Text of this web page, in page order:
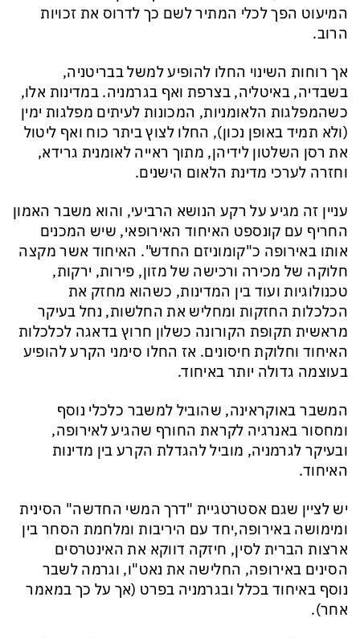
המיעוט הפך לכלי המתיר לשם כך לדרוס את זכויות
הרוב.
אך רוחות השינוי החלו להופיע למשל בבריטניה,
בשבדיה, באיטליה, בצרפת ואף בגרמניה. במדינות אלו,
כשהמפלגות הלאומניות, המכונות לעיתים מפלגות ימין
(ולא תמיד באופן נכון), החלו לצוץ ביתר כוח ואף ליטול
את רסן השלטון לידיהן, מתוך ראייה לאומנית גרידא,
וחזרה לערכי מדינת הלאום הישנים.
עניין זה מגיע על רקע הנושא הרביעי, והוא משבר האמון
החריף עם קונספט האיחוד האירופאי, שיש המכנים
אותו באירופה כ"קומוניזם החדש". האיחוד אשר מקצה
חלוקה של מכירה ורכישה של מזון, פירות, ירקות,
טכנולוגיות ועוד בין המדינות, כשהוא מחזק את
הכלכלות החזקות ומחליש את החלשות, נחל בעיקר
מראשית תקופת הקורונה כשלון חרוץ בדאגה לכלכלות
האיחוד וחלוקת חיסונים. אז החלו סימני הקרע להופיע
בעוצמה גדולה יותר באיחוד.
המשבר באוקראינה, שהוביל למשבר כלכלי נוסף
ומחסור באנרגיה לקראת החורף שהגיע לאירופה,
ובעיקר לגרמניה, מוביללהגדלת הקרע בין מדינות
האיחוד.
יש לציין שגם אסטרטגיית "דרך המשי החדשה" הסינית
ומימושה באירופה,יחד עם היריבות ומלחמת הסחר בין
ארצות הברית לסין, חיזקה דווקא את האינטרסים
הסינים באירופה, החלישה את נאט"ו, וגרמה לשבר
נוסף באיחודבכלל ובגרמניה בפרט (אך על כך במאמר
אחר).